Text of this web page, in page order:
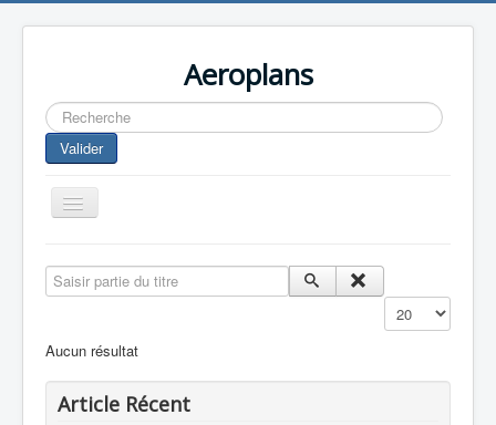
Aeroplans
Rechercher
Valider
Toggle
Navigation
Aviation Commerciale
Europespace
Saisir partie du titre
Affichage #
Aucun résultat
Article Récent